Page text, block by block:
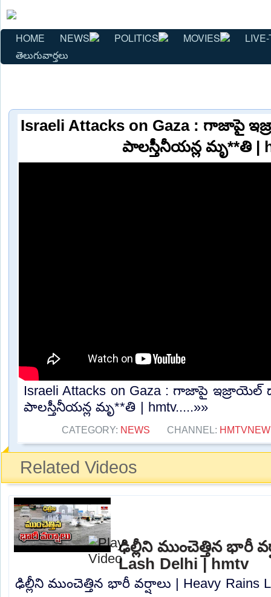
HOME NEWS POLITICS MOVIES
తెలుగువార్తలు
Israeli Attacks on Gaza : గాజాపై
పాలస్తీనీయన్ల మృ**తి |
Israeli Attacks on Gaza : గాజాపై
పాలస్తీనీయన్ల మృ**తి | hmtv.....»»
CATEGORY: NEWS CHANNEL:
Related Videos
ఢిల్లీని ముంచెత్తిన భారీ
Lash Delhi | hmtv
ఢిల్లీని ముంచెత్తిన భారీ వర్షాలు | Heavy Rains